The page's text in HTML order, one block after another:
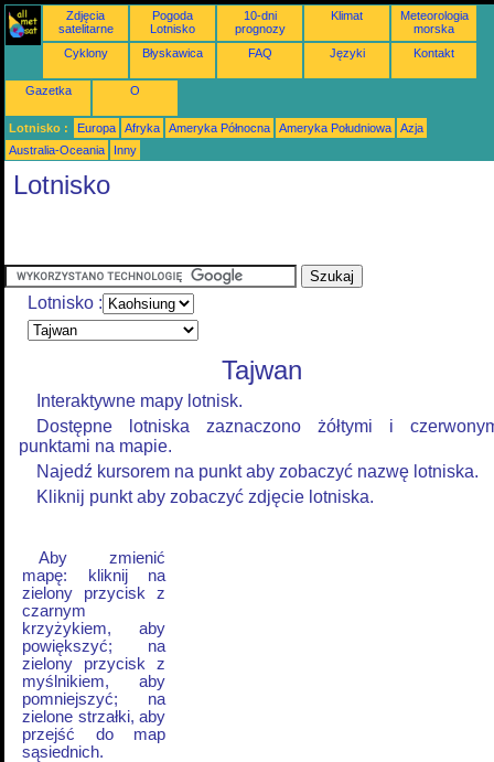
Zdjęcia
satelitarne
Pogoda
Lotnisko
10-dni
prognozy
Klimat
Meteorologia
morska
Cyklony
Błyskawica FAQ Języki Kontakt
Gazetka O
Lotnisko : Europa Afryka Ameryka Północna Ameryka Południowa
Azja
Australia-Oceania
Inny
Lotnisko
Lotnisko :
Tajwan
Interaktywne mapy lotnisk.
Dostępne lotniska zaznaczono żółtymi i
punktami na mapie.
Najedź kursorem na punkt aby zobaczyć nazwę lotniska.
Kliknij punkt aby zobaczyć zdjęcie lotniska.
Aby zmienić
mapę: kliknij na
zielony przycisk z
czarnym
krzyżykiem, aby
powiększyć; na
zielony przycisk z
myślnikiem, aby
pomniejszyć; na
zielone strzałki, aby
przejść do map
sąsiednich.